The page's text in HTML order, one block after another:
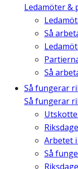
Ledamöter &
Så
Så
Så fungerar
Så fungerar
Arbetet
Så